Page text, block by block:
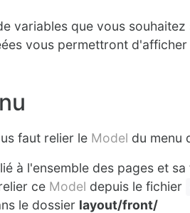
variables que vous souhaitez
vous permettront
faut relier le Model du menu
à l'ensemble des pages et
ce Model depuis le fichier
le dossier layout/front/